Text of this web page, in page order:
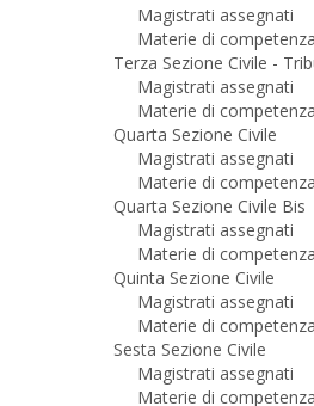
Magistrati assegnati
Materie di competenza
Terza Sezione Civile -
Magistrati assegnati
Materie di competenza
Quarta Sezione Civile
Magistrati assegnati
Materie di competenza
Quarta Sezione Civile Bis
Magistrati assegnati
Materie di competenza
Quinta Sezione Civile
Magistrati assegnati
Materie di competenza
Sesta Sezione Civile
Magistrati assegnati
Materie di competenza